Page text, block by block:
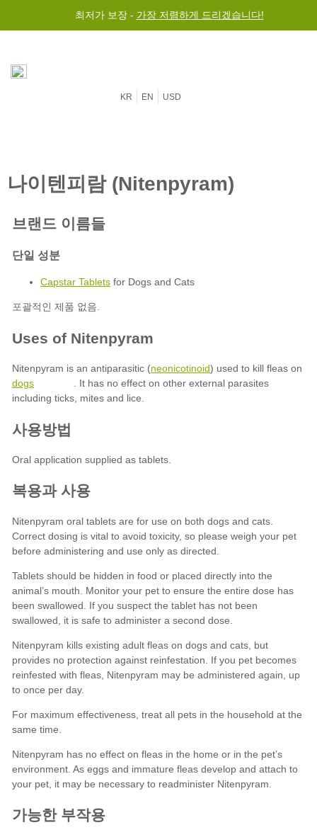
최저가 보장 - 가장 저렴하게 드리겠습니다!
$50 이상 구매 시 전세계 무료 배송
KR EN USD
Capstar Tablets for Dogs and Cats
neonicotinoid
dogs